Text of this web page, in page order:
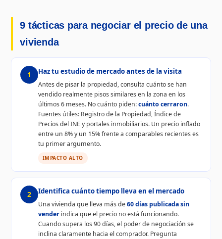
9 tácticas para negociar el precio de una
vivienda
1 Haz tu estudio de mercado antes de la visita
Antes de pisar la propiedad, consulta cuánto se han
vendido realmente pisos similares en la zona en los
últimos 6 meses. No cuánto piden:cuánto cerraron.
Fuentes útiles: Registro de la Propiedad, Índice de
Precios del INE y portales inmobiliarios. Un precio inflado
entre un 8% y un 15% frente a comparables recientes es
tu primer argumento.
IMPACTO ALTO
2 Identifica cuánto tiempo lleva en el mercado
Una vivienda que lleva más de60 días publicada sin
venderindica que el precio no está funcionando.
Cuando supera los 90 días, el poder de negociación se
inclina claramente hacia el comprador. Pregunta